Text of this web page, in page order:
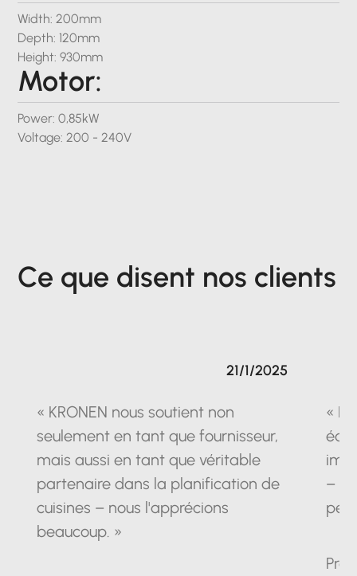
Width: 200mm
Depth: 120mm
Height: 930mm
Motor:
Power: 0,85kW
Voltage: 200 - 240V
Ce que disent nos clients
« KRONEN nous soutient non
seulement en tant que fournisseur,
mais aussi en tant que véritable
partenaire dans la planification de
cuisines – nous l'apprécions
beaucoup. »
21/1/2025
«
–